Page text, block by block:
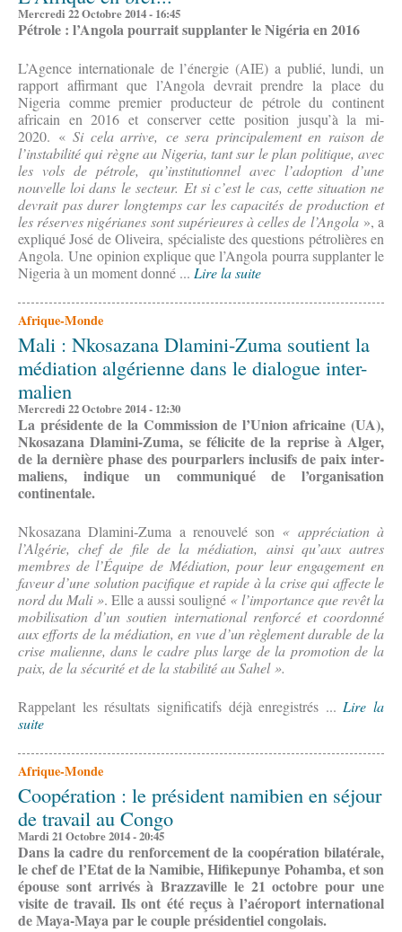
Mercredi 22 Octobre 2014 - 16:45
Pétrole : l’Angolapourrait supplanterle Nigéria en 2016
L’Agence internationale de l’énergie (AIE) a publié, lundi, un
rapport affirmant que l’Angola devrait prendre la place du
Nigeria comme premier producteur de pétrole du continent
africain en 2016 et conserver cette position jusqu’à la mi-
2020. « Si cela arrive, ce sera principalement en raison de
l’instabilité qui règne au Nigeria, tant sur le plan politique, avec
les vols de pétrole, qu’institutionnel avec l’adoption d’une
nouvelle loi dans le secteur. Et si c’est le cas, cette situation ne
devrait pas durer longtemps car les capacités de production et
les réserves nigérianes sont supérieures à celles de l’Angola», a
expliqué José de Oliveira, spécialiste des questions pétrolières en
Angola. Une opinion explique que l’Angola pourra supplanter le
Nigeria à un moment donné ... Lire la suite
Afrique-Monde
Mali : Nkosazana Dlamini-Zuma soutient la
médiation algérienne dans le dialogue inter-
malien
Mercredi 22 Octobre 2014 - 12:30
La présidente de la Commission de l’Union africaine (UA),
Nkosazana Dlamini-Zuma, se félicite de la reprise à Alger,
de la dernière phase des pourparlers inclusifs de paix inter-
maliens, indique un communiqué de l’organisation
continentale.
Nkosazana Dlamini-Zuma a renouvelé son « appréciation à
l’Algérie, chef de file de la médiation, ainsi qu’aux autres
membres de l’Équipe de Médiation, pour leur engagement en
faveur d’une solution pacifique et rapide à la crise qui affecte le
nord du Mali ». Elle a aussi souligné « l’importance que revêt la
mobilisation d’un soutien international renforcé et coordonné
aux efforts de la médiation, en vue d’un règlement durable de la
crise malienne, dans le cadre plus large de la promotion de la
paix, de la sécurité et de la stabilité au Sahel ».
Rappelant les résultats significatifs déjà enregistrés ... Lire la
suite
Afrique-Monde
Coopération : le président namibien en séjour
de travail au Congo
Mardi 21 Octobre 2014 - 20:45
Dans la cadre du renforcement de la coopération bilatérale,
le chef de l’Etat de la Namibie, Hifikepunye Pohamba, et son
épouse sont arrivés à Brazzaville le 21 octobre pour une
visite de travail. Ils ont été reçus à l’aéroport international
de Maya-Maya par le couple présidentiel congolais.